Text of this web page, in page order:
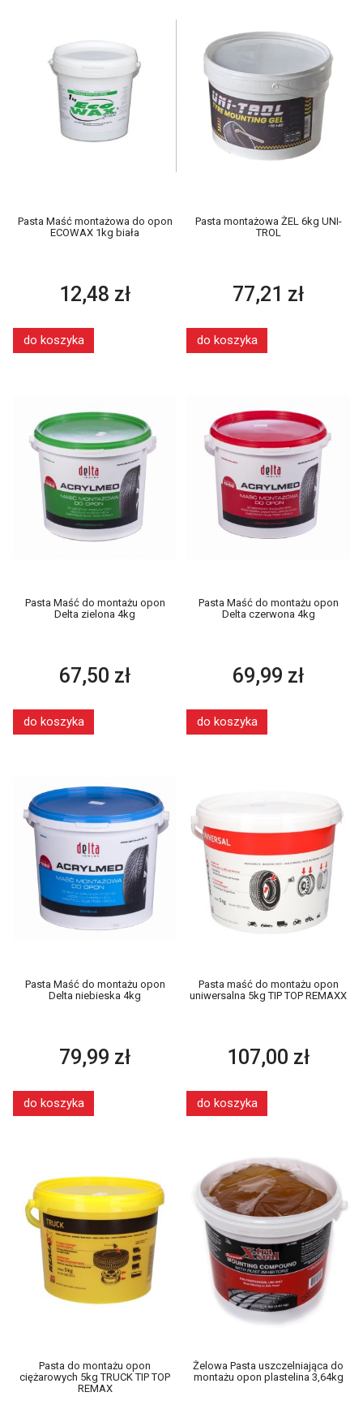
Pasta Maść montażowa do opon
ECOWAX 1kg biała
12,48 zł
do koszyka
Pasta montażowa ŻEL 6kg UNI-
TROL
77,21 zł
do koszyka
Pasta Maść do montażu opon
Delta zielona 4kg
67,50 zł
do koszyka
Pasta Maść do montażu opon
Delta czerwona 4kg
69,99 zł
do koszyka
Pasta Maść do montażu opon
Delta niebieska 4kg
79,99 zł
do koszyka
Pasta maść do montażu opon
uniwersalna 5kg TIP TOP REMAXX
107,00 zł
do koszyka
Pasta do montażu opon
ciężarowych 5kg TRUCK TIP TOP
REMAX
Żelowa Pasta uszczelniająca do
montażu opon plastelina 3,64kg